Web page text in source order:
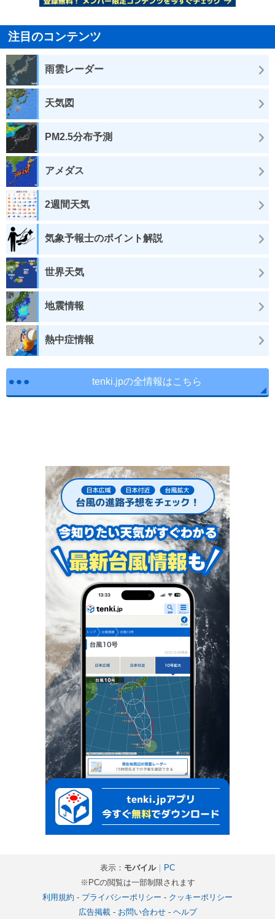
注目のコンテンツ
雨雲レーダー
天気図
PM2.5分布予測
アメダス
2週間天気
気象予報士のポイント解説
世界天気
地震情報
熱中症情報
tenki.jpの全情報はこちら
表示： モバイル｜ PC
※PCの閲覧は一部制限されます
利用規約 - プライバシーポリシー - クッキーポリシー
広告掲載- お問い合わせ- ヘルプ